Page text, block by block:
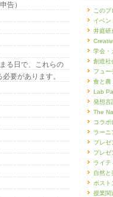
告）
る日で、これらの
要があります。
この
イベン
井庭研
学会・
創造社
フュー
食と農
Lab
発想言
The
コラボ
ラーニ
プレゼ
プレゼ
ライテ
自然と
ボスト
授業関